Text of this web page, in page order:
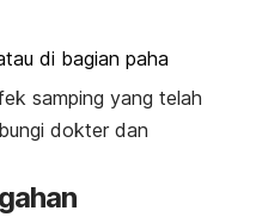
di bagian paha
samping yang telah
dokter dan